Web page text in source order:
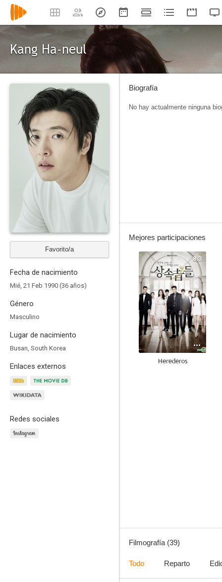
Kang Ha-neul
Favorito/a
Fecha de nacimiento
Mié, 21 Feb 1990 (36 años)
Género
Masculino
Lugar de nacimiento
Busan, South Korea
Enlaces externos
Redes sociales
Biografía
No hay actualmente ninguna
Mejores participaciones
8.3
Herederos
Filmografía (39)
Todo Reparto